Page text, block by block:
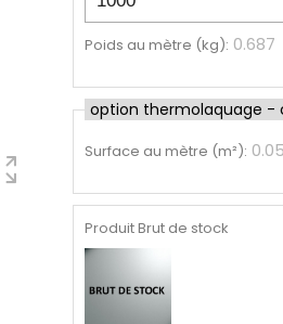
Poids au mètre (kg): 0.687
option thermolaquage -
Surface au mètre (m²):
Produit Brut de stock